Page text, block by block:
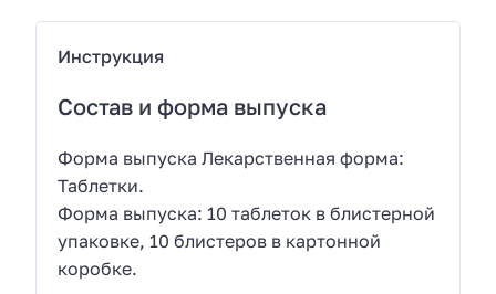
Инструкция
Состав и форма выпуска
Форма выпуска Лекарственная форма:
Таблетки.
Форма выпуска: 10 таблеток в блистерной
упаковке, 10 блистеров в картонной
коробке.